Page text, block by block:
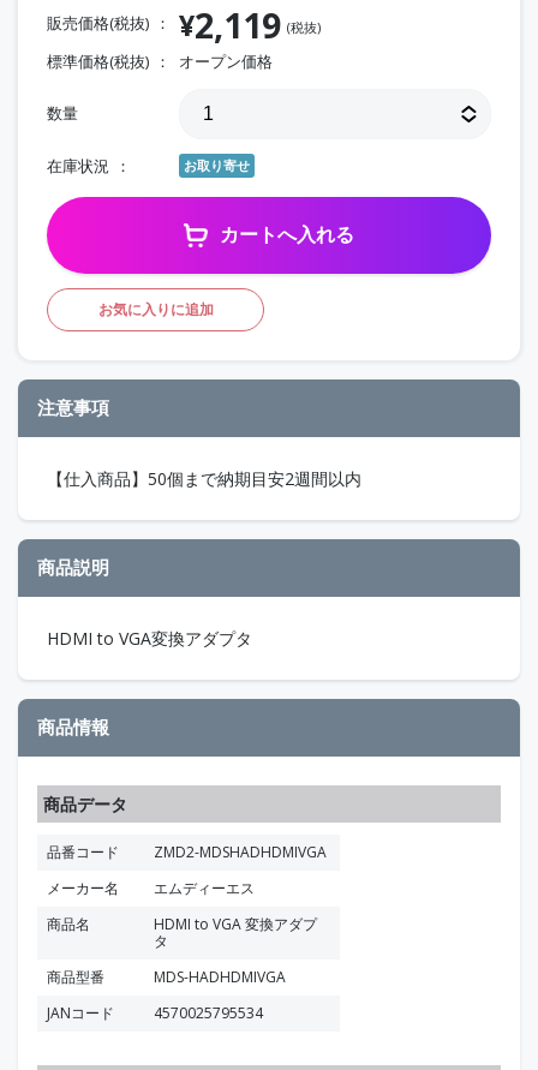
販売価格(税抜) ¥2,119 (税抜)
標準価格(税抜) オープン価格
数量
在庫状況 お取り寄せ
カートへ入れる
お気に入りに追加
注意事項
【仕入商品】50個まで納期目安2週間以内
商品説明
HDMI to VGA変換アダプタ
商品情報
商品データ
品番コード
ZMD2-MDSHADHDMIVGA
メーカー名
エムディーエス
商品名
HDMI to VGA 変換アダプ
タ
商品型番
MDS-HADHDMIVGA
JANコード
4570025795534